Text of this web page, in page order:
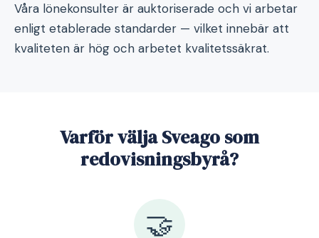
Våra lönekonsulter är auktoriserade och vi arbetar
enligt etablerade standarder — vilket innebär att
kvaliteten är hög och arbetet kvalitetssäkrat.
Varför välja Sveago som
redovisningsbyrå?
🤝